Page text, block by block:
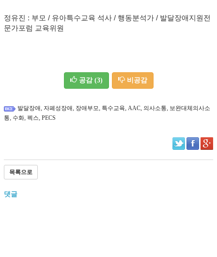
정유진 : 부모 / 유아특수교육 석사 / 행동분석가 / 발달장애지원전
문가포럼 교육위원
공감(3) 비공감
발달장애, 자폐성장애, 장애부모, 특수교육, AAC, 의사소통, 보완대체의사소
통, 수화, 펙스, PECS
목록으로
댓글